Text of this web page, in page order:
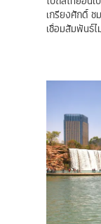
เกรียงศักดิ์
เชื่อมสัมพันธ์